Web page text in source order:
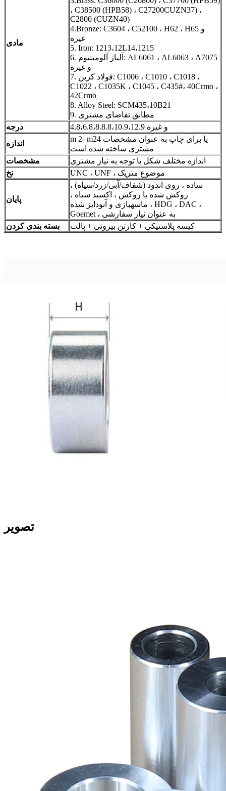
مادی
، C38500 (HPB58) ، C27200CUZN37) ،
C2800 (CUZN40)
4.Bronze: C3604 ، C52100 ، H62 ، H65 و
غیره
5. Iron: 1213،12L14،1215
6. آلیاژ آلومینیوم: AL6061 ، AL6063 ، A7075
و غیره
7. فولاد کربن: C1006 ، C1010 ، C1018 ،
C1022 ، C1035K ، C1045 ، C435#، 40Crmo ،
42Crmo
8. Alloy Steel: SCM435،10B21
9. مطابق تقاضای مشتری
درجه
4.8،6.8،8.8.8،10.9،12.9 و غیره
اندازه
m 2- m24 یا برای چاپ به عنوان مشخصات
مشتری ساخته شده است
مشخصات
اندازه مختلف شکل با توجه به نیاز مشتری
نخ
UNC ، UNF ، موضوع متریک
پایان
ساده ، روی اندود (شفاف/آبی/زرد/سیاه) ،
روکش شده با روکش ، اکسید سیاه ،
ماسهبازی و آنودایز شده ، HDG ، DAC ،
Goemet ، به عنوان نیاز سفارشی
بسته بندی کردن
کیسه پلاستیکی + کارتن بیرونی + پالت
تصویر